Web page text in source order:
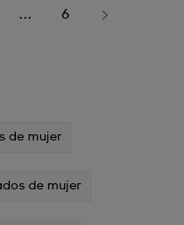
... 6
de mujer
de mujer